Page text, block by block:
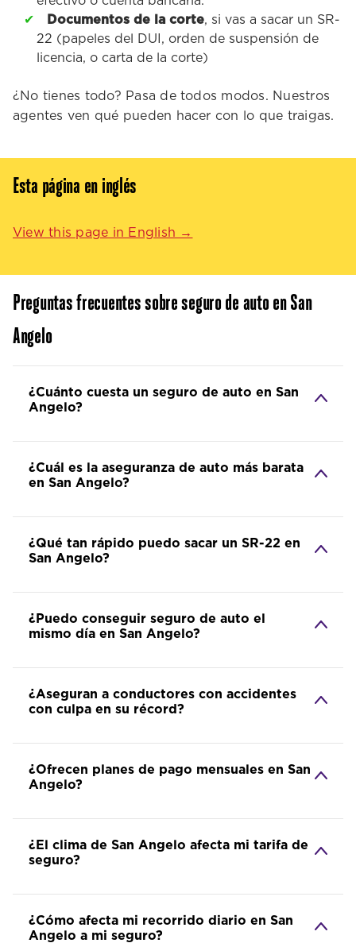
Documentos de la corte, si vas a sacar un SR-
22 (papeles del DUI, orden de suspensión de
licencia, o carta de la corte)
¿No tienes todo? Pasa de todos modos. Nuestros
agentes ven qué pueden hacer con lo que traigas.
Esta página en inglés
View this page in English →
Preguntas frecuentes sobre seguro de auto en San
Angelo
¿Cuánto cuesta un seguro de auto en San
Angelo?
¿Cuál es la aseguranza de auto más barata
en San Angelo?
¿Qué tan rápido puedo sacar un SR-22 en
San Angelo?
¿Puedo conseguir seguro de auto el
mismo día en San Angelo?
¿Aseguran a conductores con accidentes
con culpa en su récord?
¿Ofrecen planes de pago mensuales en San
Angelo?
¿El clima de San Angelo afecta mi tarifa de
seguro?
¿Cómo afecta mi recorrido diario en San
Angelo a mi seguro?